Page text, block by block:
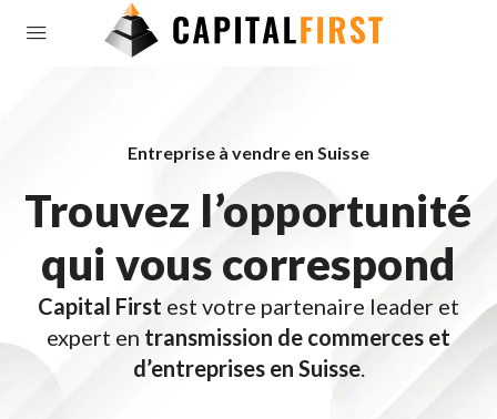
Entreprise à vendre en Suisse
Trouvez l’opportunité
qui vous correspond
Capital First est votre partenaire leader et
expert en transmission de commerces et
d’entreprises en Suisse.